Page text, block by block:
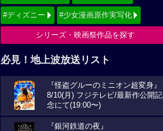
#ディズニー #少女漫画原作実写化
シリーズ・映画祭作品を探す
必見！地上波放送リスト
『怪盗グルーのミニオン超変身』
8/10(月) フジテレビ/最新作公開記
念にて(19:00〜)
『銀河鉄道の夜』